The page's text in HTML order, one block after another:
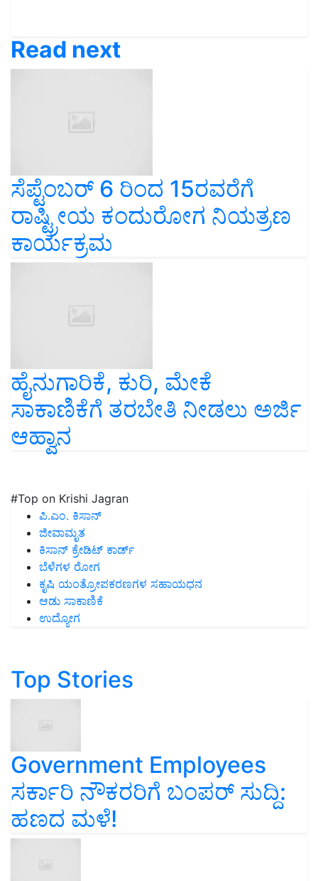
Read next
ಸೆಪ್ಟೆಂಬರ್ 6 ರಿಂದ 15ರವರೆಗೆ
ರಾಷ್ಟ್ರೀಯ ಕಂದುರೋಗ ನಿಯತ್ರಣ
ಕಾರ್ಯಕ್ರಮ
ಹೈನುಗಾರಿಕೆ, ಕುರಿ, ಮೇಕೆ
ಸಾಕಾಣಿಕೆಗೆ ತರಬೇತಿ ನೀಡಲು ಅರ್ಜಿ
ಆಹ್ವಾನ
#Top on Krishi Jagran
ಪಿ.ಎಂ. ಕಿಸಾನ್
ಜೀವಾಮೃತ
ಕಿಸಾನ್ ಕ್ರೇಡಿಟ್ ಕಾರ್ಡ್
ಬೆಳೆಗಳ ರೋಗ
ಕೃಷಿ ಯಂತ್ರೋಪಕರಣಗಳ ಸಹಾಯಧನ
ಆಡು ಸಾಕಾಣಿಕೆ
ಉದ್ಯೋಗ
Top Stories
Government Employees
ಸರ್ಕಾರಿ ನೌಕರರಿಗೆ ಬಂಪರ್‌ ಸುದ್ದಿ:
ಹಣದ ಮಳೆ!